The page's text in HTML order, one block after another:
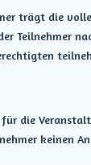
trägt die
Teilnehmer
für die
keinen